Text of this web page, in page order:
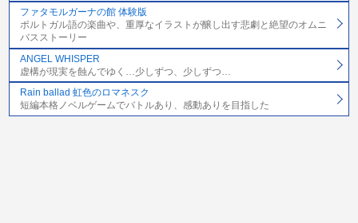
ファタモルガーナの館 体験版
ポルトガル語の楽曲や、重厚なイラストが醸し出す悲劇と絶望のオムニ
バスストーリー
ANGEL WHISPER
虚構が現実を蝕んでゆく…少しずつ、少しずつ…
Rain ballad 虹色のロマネスク
短編本格ノベルゲームでバトルあり、感動ありを目指した